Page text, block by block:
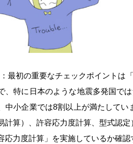
最初の重要なチェックポイントは
、特に日本のような地震多発国で
中小企業では8割以上が満たして
計算）、許容応力度計算、型式認
応力度計算」を実施しているか確認